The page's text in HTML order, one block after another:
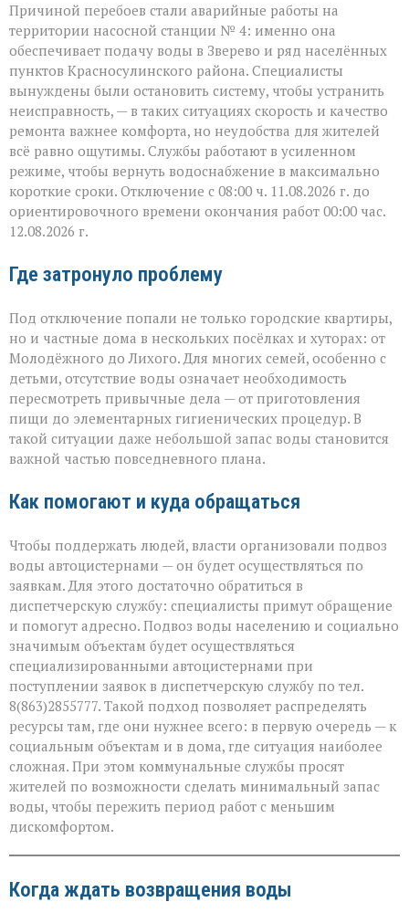
Причиной перебоев стали аварийные работы на
территории насосной станции № 4: именно она
обеспечивает подачу воды в Зверево и ряд населённых
пунктов Красносулинского района. Специалисты
вынуждены были остановить систему, чтобы устранить
неисправность, — в таких ситуациях скорость и качество
ремонта важнее комфорта, но неудобства для жителей
всё равно ощутимы. Службы работают в усиленном
режиме, чтобы вернуть водоснабжение в максимально
короткие сроки. Отключение с 08:00 ч. 11.08.2026 г. до
ориентировочного времени окончания работ 00:00 час.
12.08.2026 г.
Где затронуло проблему
Под отключение попали не только городские квартиры,
но и частные дома в нескольких посёлках и хуторах: от
Молодёжного до Лихого. Для многих семей, особенно с
детьми, отсутствие воды означает необходимость
пересмотреть привычные дела — от приготовления
пищи до элементарных гигиенических процедур. В
такой ситуации даже небольшой запас воды становится
важной частью повседневного плана.
Как помогают и куда обращаться
Чтобы поддержать людей, власти организовали подвоз
воды автоцистернами — он будет осуществляться по
заявкам. Для этого достаточно обратиться в
диспетчерскую службу: специалисты примут обращение
и помогут адресно. Подвоз воды населению и социально
значимым объектам будет осуществляться
специализированными автоцистернами при
поступлении заявок в диспетчерскую службу по тел.
8(863)2855777. Такой подход позволяет распределять
ресурсы там, где они нужнее всего: в первую очередь — к
социальным объектам и в дома, где ситуация наиболее
сложная. При этом коммунальные службы просят
жителей по возможности сделать минимальный запас
воды, чтобы пережить период работ с меньшим
дискомфортом.
Когда ждать возвращения воды